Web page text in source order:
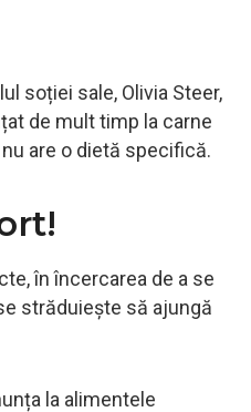
soției sale, Olivia Steer,
de mult timp la carne
are o dietă specifică.
în încercarea de a se
străduiește să ajungă
la alimentele